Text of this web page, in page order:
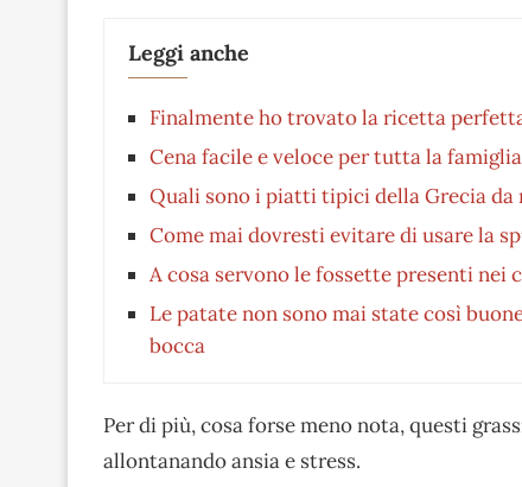
Leggi anche
Finalmente ho trovato la ricetta
Cena facile e veloce per tutta la
Quali sono i piatti tipici della Grecia da
Come mai dovresti evitare di usare la
A cosa servono le fossette presenti nei
Le patate non sono mai state così
bocca
Per di più, cosa forse meno nota, questi
allontanando ansia e stress.